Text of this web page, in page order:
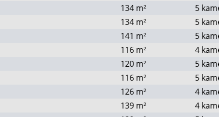
134 m² 5
134 m² 5
141 m² 5
116 m² 4
120 m² 5
116 m² 5
126 m² 4
139 m² 4